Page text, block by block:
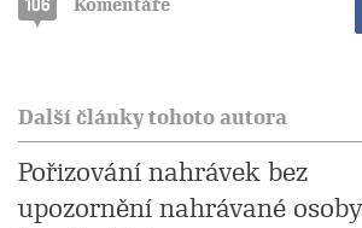
106 Komentáře
Další články tohoto autora
Pořizování nahrávek bez
upozornění nahrávané osoby